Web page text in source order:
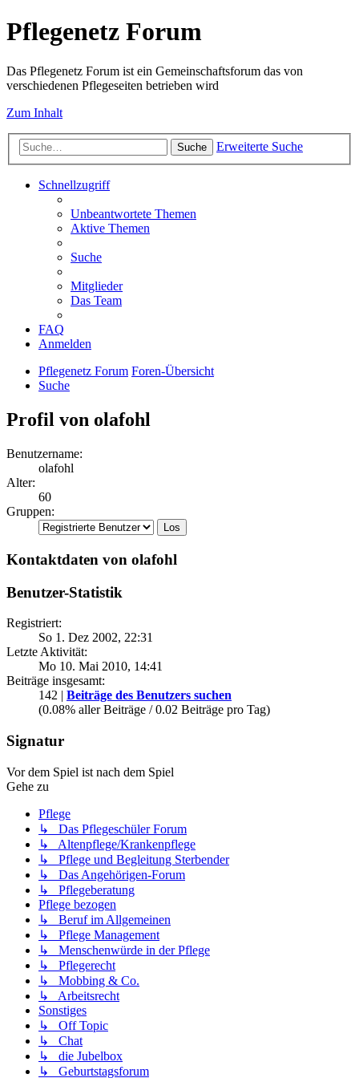
Pflegenetz Forum
Das Pflegenetz Forum ist ein Gemeinschaftsforum das von
verschiedenen Pflegeseiten betrieben wird
Zum Inhalt
Suche Erweiterte Suche
Schnellzugriff
Unbeantwortete Themen
Aktive Themen
Suche
Mitglieder
Das Team
FAQ
Anmelden
Pflegenetz Forum Foren-Übersicht
Suche
Profil von olafohl
Benutzername:
olafohl
Alter:
60
Gruppen:
Kontaktdaten von olafohl
Benutzer-Statistik
Registriert:
So 1. Dez 2002, 22:31
Letzte Aktivität:
Mo 10. Mai 2010, 14:41
Beiträge insgesamt:
142 | Beiträge des Benutzers suchen
(0.08% aller Beiträge / 0.02 Beiträge pro Tag)
Signatur
Vor dem Spiel ist nach dem Spiel
Gehe zu
Pflege
↳ Das Pflegeschüler Forum
↳ Altenpflege/Krankenpflege
↳ Pflege und Begleitung Sterbender
↳ Das Angehörigen-Forum
↳ Pflegeberatung
Pflege bezogen
↳ Beruf im Allgemeinen
↳ Pflege Management
↳ Menschenwürde in der Pflege
↳ Pflegerecht
↳ Mobbing & Co.
↳ Arbeitsrecht
Sonstiges
↳ Off Topic
↳ Chat
↳ die Jubelbox
↳ Geburtstagsforum